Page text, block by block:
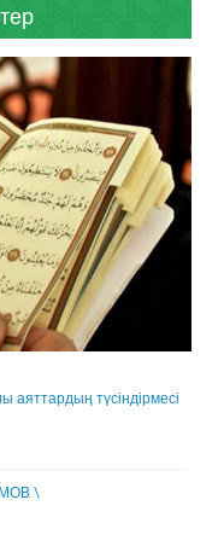
түсіндірмесі
\